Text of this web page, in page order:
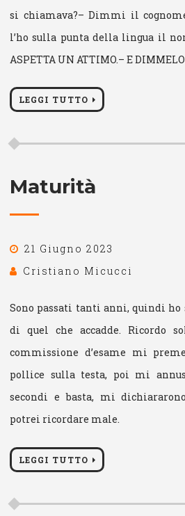
si chiamava?– Dimmi il
l’ho sulla punta della lingua il
ASPETTA UN ATTIMO.– E
LEGGI TUTTO
Maturità
21 Giugno 2023
Cristiano Micucci
Sono passati tanti anni, quindi
di quel che accadde. Ricordo
commissione d’esame mi
pollice sulla testa, poi mi
secondi e basta, mi
potrei ricordare male.
LEGGI TUTTO